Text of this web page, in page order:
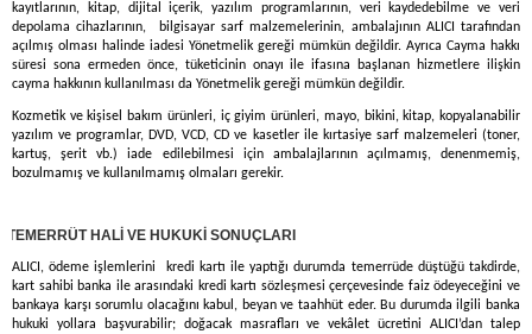
kayıtlarının, kitap, dijital içerik, yazılım programlarının, veri kaydedebilme ve veri
depolama cihazlarının, bilgisayar sarf malzemelerinin, ambalajının ALICI tarafından
açılmış olması halinde iadesi Yönetmelik gereği mümkün değildir. Ayrıca Cayma hakkı
süresi sona ermeden önce, tüketicinin onayı ile ifasına başlanan hizmetlere ilişkin
cayma hakkının kullanılması da Yönetmelik gereği mümkün değildir.
Kozmetik ve kişisel bakım ürünleri, iç giyim ürünleri, mayo, bikini, kitap, kopyalanabilir
yazılım ve programlar, DVD, VCD, CD ve kasetler ile kırtasiye sarf malzemeleri (toner,
kartuş, şerit vb.) iade edilebilmesi için ambalajlarının açılmamış, denenmemiş,
bozulmamış ve kullanılmamış olmaları gerekir.
TEMERRÜT HALİ VE HUKUKİ SONUÇLARI
ALICI, ödeme işlemlerini kredi kartı ile yaptığı durumda temerrüde düştüğü takdirde,
kart sahibi banka ile arasındaki kredi kartı sözleşmesi çerçevesinde faiz ödeyeceğini ve
bankaya karşı sorumlu olacağını kabul, beyan ve taahhüt eder. Bu durumda ilgili banka
hukuki yollara başvurabilir; doğacak masrafları ve vekâlet ücretini ALICI’dan talep